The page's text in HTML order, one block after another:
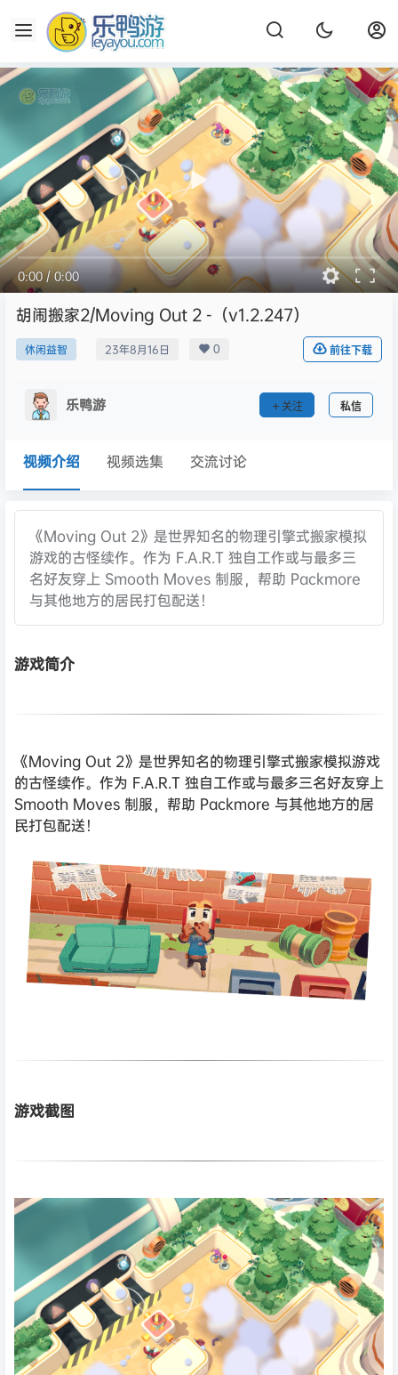
0:00/0:00
胡闹搬家2/Moving Out 2 -（v1.2.247）
休闲益智 23年8月16日 0 前往下载
乐鸭游 关注 私信
视频介绍 视频选集 交流讨论
《Moving Out 2》是世界知名的物理引擎式搬家模拟
游戏的古怪续作。作为 F.A.R.T 独自工作或与最多三
名好友穿上 Smooth Moves 制服，帮助 Packmore
与其他地方的居民打包配送！
游戏简介
《Moving Out 2》是世界知名的物理引擎式搬家模拟游戏
的古怪续作。作为 F.A.R.T 独自工作或与最多三名好友穿上
Smooth Moves 制服，帮助 Packmore 与其他地方的居
民打包配送！
游戏截图